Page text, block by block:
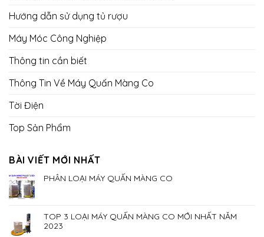
Hướng dẫn sử dụng tủ rượu
Máy Móc Công Nghiệp
Thông tin cần biết
Thông Tin Về Máy Quấn Màng Co
Tời Điện
Top Sản Phẩm
BÀI VIẾT MỚI NHẤT
PHÂN LOẠI MÁY QUẤN MÀNG CO
TOP 3 LOẠI MÁY QUẤN MÀNG CO MỚI NHẤT NĂM
2023